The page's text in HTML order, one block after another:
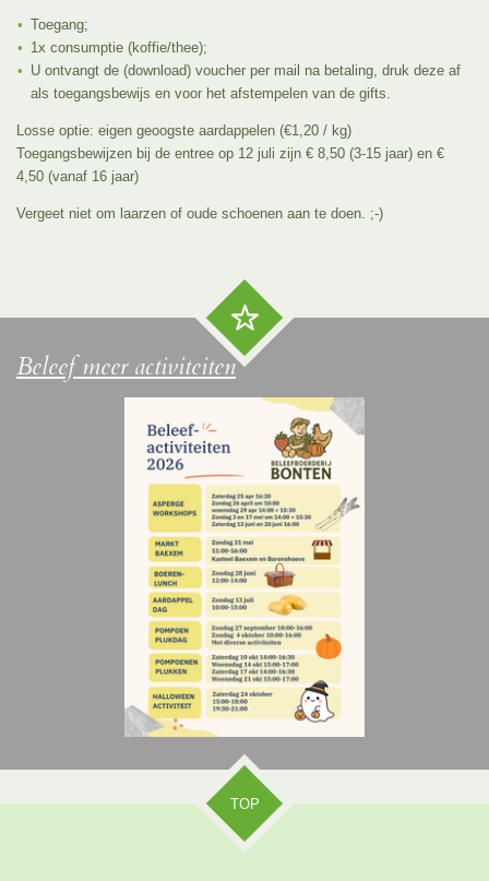
Toegang;
1x consumptie (koffie/thee);
U ontvangt de (download) voucher per mail na betaling, druk deze af
als toegangsbewijs en voor het afstempelen van de gifts.
Losse optie: eigen geoogste aardappelen (€1,20 / kg)
Toegangsbewijzen bij de entree op 12 juli zijn € 8,50 (3-15 jaar) en €
4,50 (vanaf 16 jaar)
Vergeet niet om laarzen of oude schoenen aan te doen. ;-)
Beleef meer activiteiten
TOP